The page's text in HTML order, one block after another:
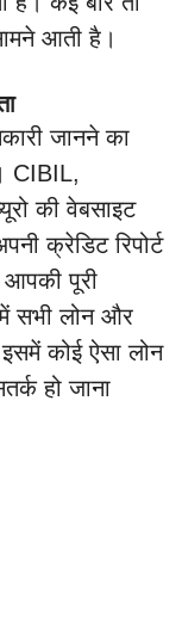
आती है।
जानने का
CIBIL,
की वेबसाइट
क्रेडिट रिपोर्ट
पूरी
सभी लोन और
कोई ऐसा लोन
हो जाना